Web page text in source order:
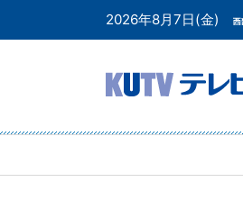
2026年8月7日(金)